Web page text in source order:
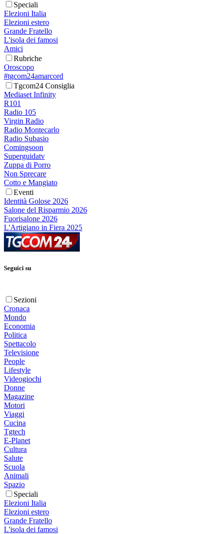
Speciali
Elezioni Italia
Elezioni estero
Grande Fratello
L'isola dei famosi
Amici
Rubriche
Oroscopo
#tgcom24amarcord
Tgcom24 Consiglia
Mediaset Infinity
R101
Radio 105
Virgin Radio
Radio Montecarlo
Radio Subasio
Comingsoon
Superguidatv
Zuppa di Porro
Non Sprecare
Cotto e Mangiato
Eventi
Identità Golose 2026
Salone del Risparmio 2026
Fuorisalone 2026
L'Artigiano in Fiera 2025
Seguici su
Sezioni
Cronaca
Mondo
Economia
Politica
Spettacolo
Televisione
People
Lifestyle
Videogiochi
Donne
Magazine
Motori
Viaggi
Cucina
Tgtech
E-Planet
Cultura
Salute
Scuola
Animali
Spazio
Speciali
Elezioni Italia
Elezioni estero
Grande Fratello
L'isola dei famosi